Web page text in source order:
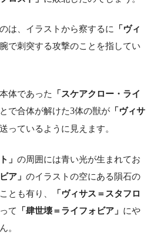
は、イラストから察するに
「ヴィ
で刺突する攻撃のことを指してい
体であった
「スケアクロー・ライ
で合体が解けた3体の獣が 「ヴィサ
っているように見えます。
」 の周囲には青い光が生まれてお
ア」 のイラストの空にある隕石の
とも有り、
「ヴィサス＝スタフロ
て 「肆世壊＝ライフォビア」 にや
。